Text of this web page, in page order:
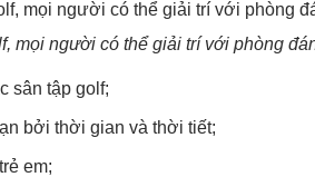
mọi người có thể giải trí với phòng
sân tập golf;
bởi thời gian và thời tiết;
em;